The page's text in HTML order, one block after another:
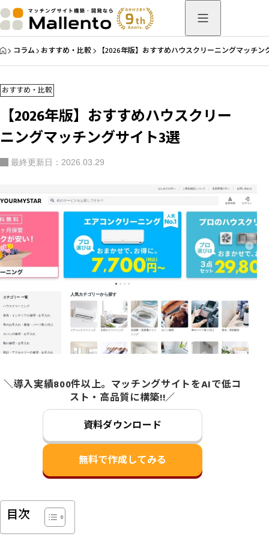
HOME
コラム おすすめ・比較 【2026年版】おすすめハウスクリーニングマッチン
おすすめ・比較
【2026年版】おすすめハウスクリー
ニングマッチングサイト3選
最終更新日：2026.03.29
＼導入実績800件以上。マッチングサイトをAIで低コ
スト・高品質に構築!!／
資料ダウンロード
無料で作成してみる
目次